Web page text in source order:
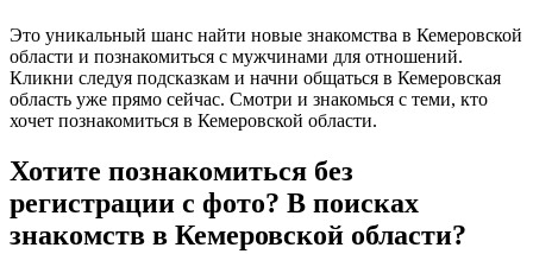
Это уникальный шанс найти новые знакомства в Кемеровской
области и познакомиться с мужчинами для отношений.
Кликни следуя подсказкам и начни общаться в Кемеровская
область уже прямо сейчас. Смотри и знакомься с теми, кто
хочет познакомиться в Кемеровской области.
Хотите познакомиться без
регистрации с фото? В поисках
знакомств в Кемеровской области?